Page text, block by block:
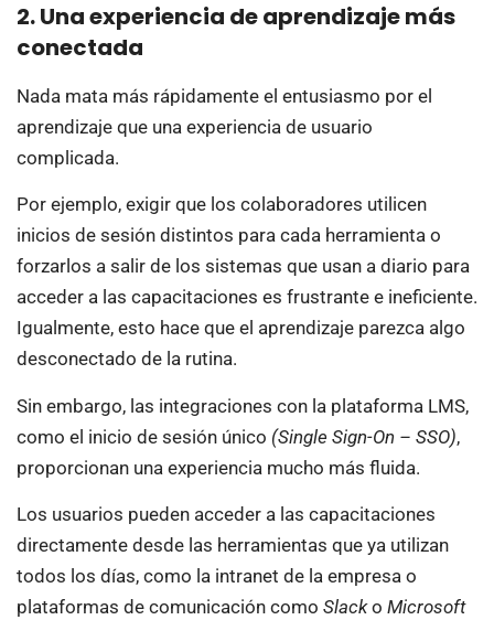
2. Una experiencia de aprendizaje más
conectada
Nada mata más rápidamente el entusiasmo por el
aprendizaje que una experiencia de usuario
complicada.
Por ejemplo, exigir que los colaboradores utilicen
inicios de sesión distintos para cada herramienta o
forzarlos a salir de los sistemas que usan a diario para
acceder a las capacitaciones es frustrante e ineficiente.
Igualmente, esto hace que el aprendizaje parezca algo
desconectado de la rutina.
Sin embargo, las integraciones con la plataforma LMS,
como el inicio de sesión único (Single Sign-On – SSO),
proporcionan una experiencia mucho más fluida.
Los usuarios pueden acceder a las capacitaciones
directamente desde las herramientas que ya utilizan
todos los días, como la intranet de la empresa o
plataformas de comunicación como Slacko Microsoft